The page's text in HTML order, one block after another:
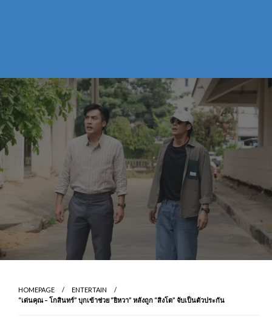
HOMEPAGE
ENTERTAIN
“เด่นคุณ – โกสินทร์” บุกเข้าช่วย “ยิหวา” หลังถูก “สิงโต” จับเป็นตัวประกัน